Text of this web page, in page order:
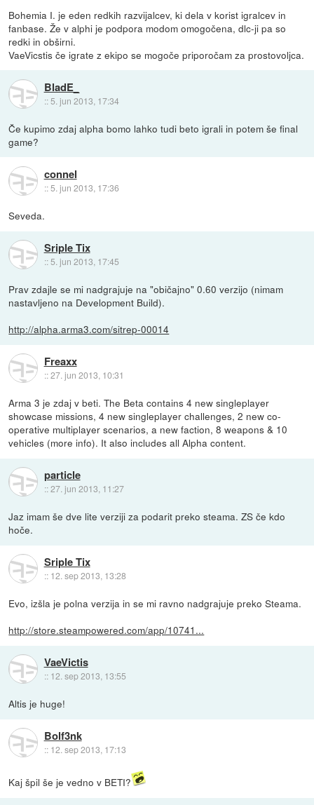
Bohemia I. je eden redkih razvijalcev, ki dela v korist igralcev in
fanbase. Že v alphi je podpora modom omogočena, dlc-ji pa so
redki in obširni.
VaeVicstis če igrate z ekipo se mogoče priporočam za prostovoljca.
BladE_
:: 5. jun 2013, 17:34
Če kupimo zdaj alpha bomo lahko tudi beto igrali in potem še final
game?
connel
::5. jun 2013, 17:36
Seveda.
Sriple Tix
:: 5. jun 2013, 17:45
Prav zdajle se mi nadgrajuje na "običajno" 0.60 verzijo (nimam
nastavljeno na Development Build).
http://alpha.arma3.com/sitrep-00014
Freaxx
::27. jun 2013, 10:31
Arma 3 je zdaj v beti. The Beta contains 4 new singleplayer
showcase missions, 4 new singleplayer challenges, 2 new co-
operative multiplayer scenarios, a new faction, 8 weapons & 10
vehicles (more info). It also includes all Alpha content.
particle
::27. jun 2013, 11:27
Jaz imam še dve lite verziji za podarit preko steama. ZS če kdo
hoče.
Sriple Tix
:: 12. sep 2013, 13:28
Evo, izšla je polna verzija in se mi ravno nadgrajuje preko Steama.
http://store.steampowered.com/app/10741...
VaeVictis
:: 12. sep 2013, 13:55
Altis je huge!
Bolf3nk
:: 12. sep 2013, 17:13
Kaj špil še je vedno v BETI?